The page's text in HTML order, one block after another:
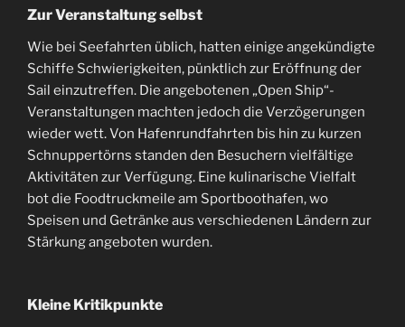
Zur Veranstaltung selbst
Wie bei Seefahrten üblich, hatten einige angekündigte
Schiffe Schwierigkeiten, pünktlich zur Eröffnung der
Sail einzutreffen. Die angebotenen „Open Ship“-
Veranstaltungen machten jedoch die Verzögerungen
wieder wett. Von Hafenrundfahrten bis hin zu kurzen
Schnuppertörns standen den Besuchern vielfältige
Aktivitäten zur Verfügung. Eine kulinarische Vielfalt
bot die Foodtruckmeile am Sportboothafen, wo
Speisen und Getränke aus verschiedenen Ländern zur
Stärkung angeboten wurden.
Kleine Kritikpunkte